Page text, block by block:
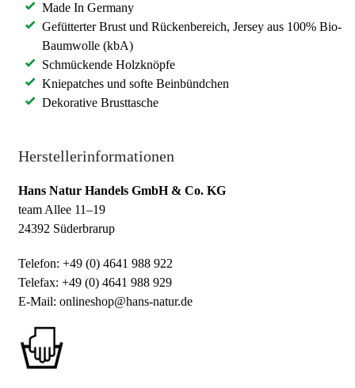
Made In Germany
Gefütterter Brust und Rückenbereich, Jersey aus 100% Bio-
Baumwolle (kbA)
Schmückende Holzknöpfe
Kniepatches und softe Beinbündchen
Dekorative Brusttasche
Herstellerinformationen
Hans Natur Handels GmbH & Co. KG
team Allee 11–19
24392 Süderbrarup
Telefon: +49 (0) 4641 988 922
Telefax: +49 (0) 4641 988 929
E-Mail: onlineshop@hans-natur.de